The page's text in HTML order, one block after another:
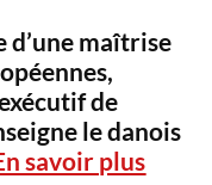
maîtrise
de
le danois
savoir plus